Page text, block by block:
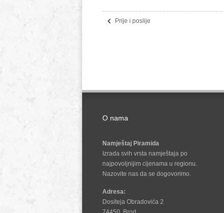
Prije i poslije
O nama
Namještaj Piramida
Izrada svih vrsta namještaja po
najpovoljnijim cijenama u regionu.
Nazovite nas da se dogovorimo.
Adresa:
Dositeja Obradovića 2